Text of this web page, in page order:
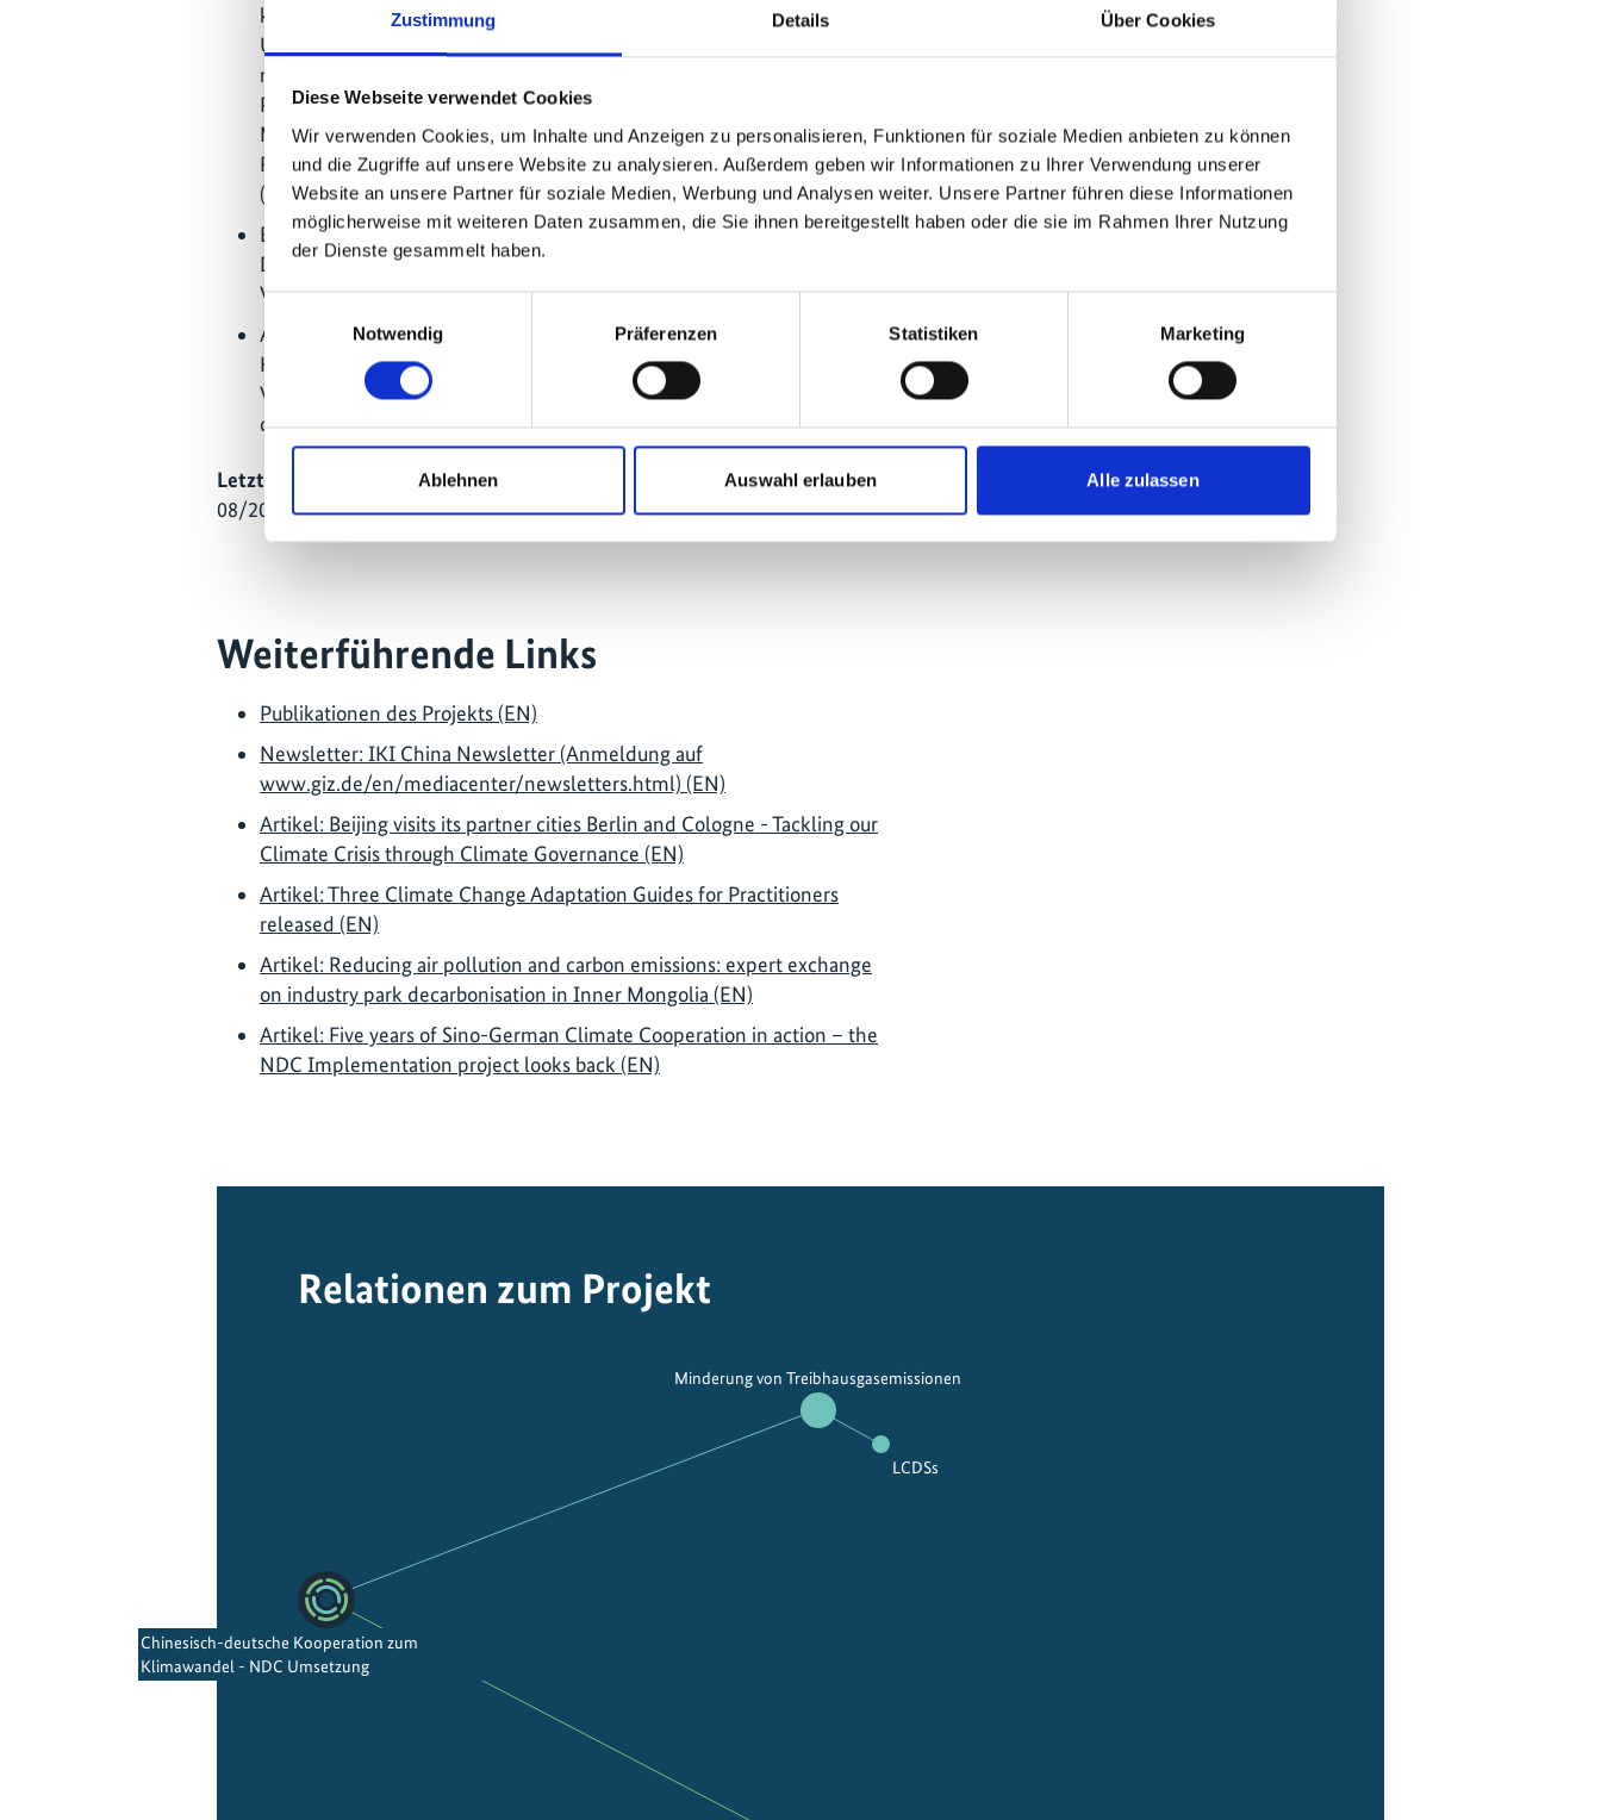
Zustimmung Details Über Cookies
Diese Webseite verwendet Cookies
Wir verwenden Cookies, um Inhalte und Anzeigen zu personalisieren, Funktionen für soziale Medien anbieten zu können
und die Zugriffe auf unsere Website zu analysieren. Außerdem geben wir Informationen zu Ihrer Verwendung unserer
Website an unsere Partner für soziale Medien, Werbung und Analysen weiter. Unsere Partner führen diese Informationen
möglicherweise mit weiteren Daten zusammen, die Sie ihnen bereitgestellt haben oder die sie im Rahmen Ihrer Nutzung
der Dienste gesammelt haben.
Einwilligungsauswahl
Notwendig
Präferenzen Statistiken Marketing
Ablehnen Auswahl erlauben Alle zulassen
klimaresiliente Anpassungsmaßnahmen systematisch in Planung und
Umsetzung verankert. Das Projekt unterstützt lokale Forschung,
methodische Beratung und Peer Reviews zur Entwicklung fundierter
Politikempfehlungen, etwa für Vulnerabilitätsindikatoren für
Mangrovenwälder in der Provinz Guangxi und für Klima-
Risikoanalysen der klimaangepassten Stadtentwicklung in Tongchuan
(Shaanxi).
Ergänzt wird der Ansatz durch Fachinformationsreisen nach
Deutschland, die praxisorientierten Austausch und so gegenseitiges
Verständnis sowie gemeinsames Lernen fördern.
Als Schnittstellenvorhaben für die Internationale
Klimaschutzinitiative (IKI) fördert das Projekt Wissensaustausch und
Vernetzung innerhalb der IKI sowie mit relevanten Akteuren der
chinesischen Umwelt- und Klima-Community in China.
Letzte Aktualisierung:
08/2026
Weiterführende Links
Publikationen des Projekts (EN)
Newsletter: IKI China Newsletter (Anmeldung auf
www.giz.de/en/mediacenter/newsletters.html) (EN)
Artikel: Beijing visits its partner cities Berlin and Cologne - Tackling our
Climate Crisis through Climate Governance (EN)
Artikel: Three Climate Change Adaptation Guides for Practitioners
released (EN)
Artikel: Reducing air pollution and carbon emissions: expert exchange
on industry park decarbonisation in Inner Mongolia (EN)
Artikel: Five years of Sino-German Climate Cooperation in action – the
NDC Implementation project looks back (EN)
Relationen zum Projekt
Minderung von Treibhausgasemissionen
LCDSs
Chinesisch-deutsche Kooperation zum
Klimawandel - NDC Umsetzung